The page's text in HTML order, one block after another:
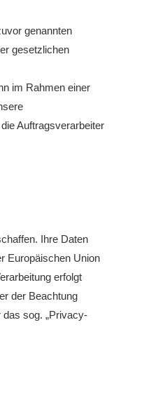
genannten
gesetzlichen
im Rahmen einer
Auftragsverarbeiter
Ihre Daten
Europäischen Union
erfolgt
der Beachtung
das sog. „Privacy-